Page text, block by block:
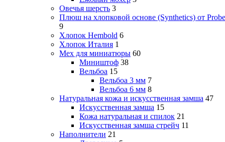
Овечья шерсть 3
Плюш на хлопковой основе (Synthetics) от
9
Хлопок Hembold 6
Хлопок Италия 1
Мех для миниатюры 60
Миништоф 38
Вельбоа 15
Вельбоа 3 мм 7
Вельбоа 6 мм 8
Натуральная кожа и искусственная замша 47
Искусственная замша 15
Кожа натуральная и спилок 21
Искусственная замша стрейч 11
Наполнители 21